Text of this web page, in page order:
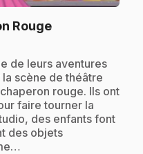
Rouge.
de leurs aventures
scène de théâtre
rouge. Ils ont
faire tourner la
des enfants font
des objets